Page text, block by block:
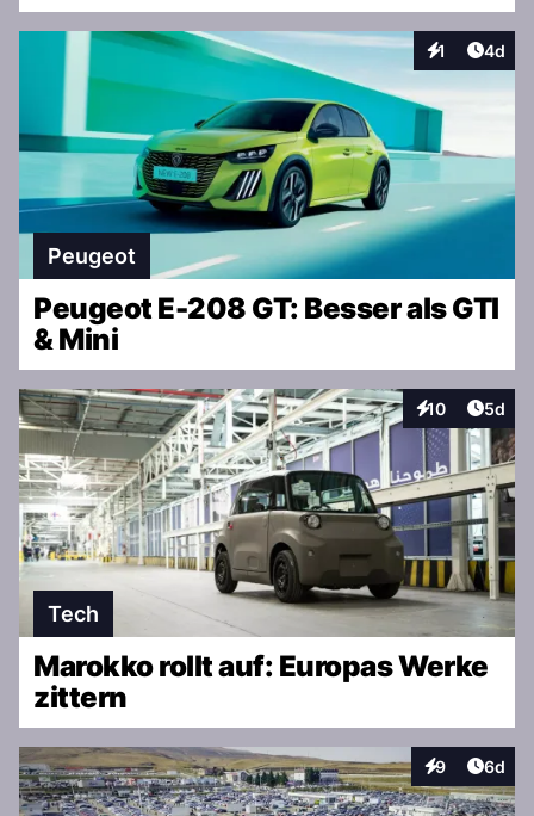
1
Interaktionen
4d
Peugeot
Peugeot E-208 GT: Besser als GTI
& Mini
10
Interaktionen
5d
Tech
Marokko rollt auf: Europas Werke
zittern
9
Interaktionen
6d